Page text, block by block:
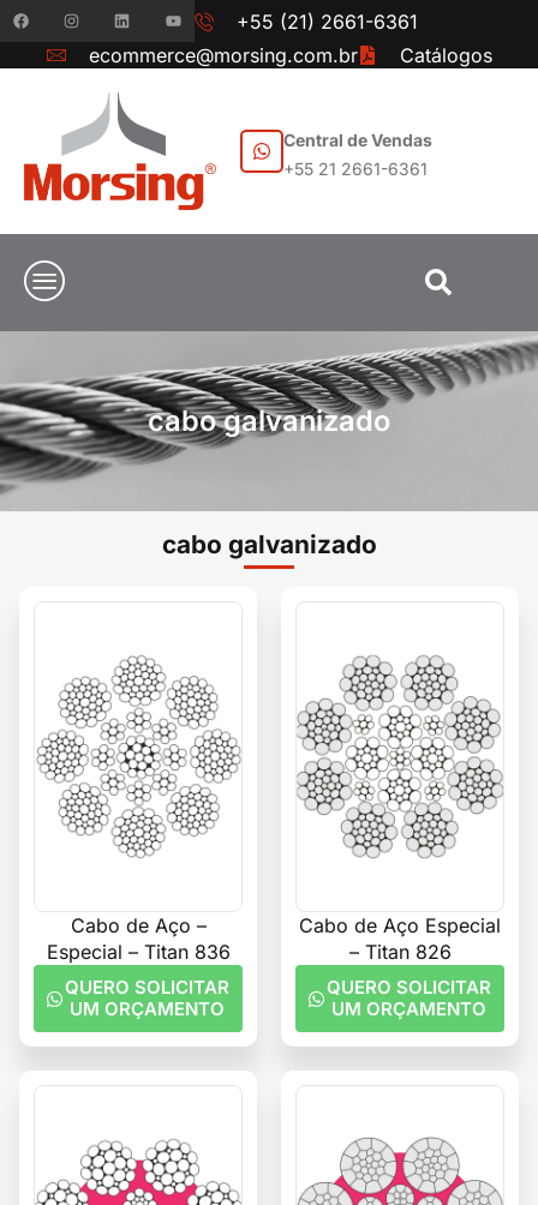
+55 (21) 2661-6361
ecommerce@morsing.com.br
Catálogos
Central de Vendas
+55 21 2661-6361
cabo galvanizado
cabo galvanizado
Cabo de Aço –
Especial – Titan 836
QUERO SOLICITAR
UM ORÇAMENTO
Cabo de Aço Especial
– Titan 826
QUERO SOLICITAR
UM ORÇAMENTO